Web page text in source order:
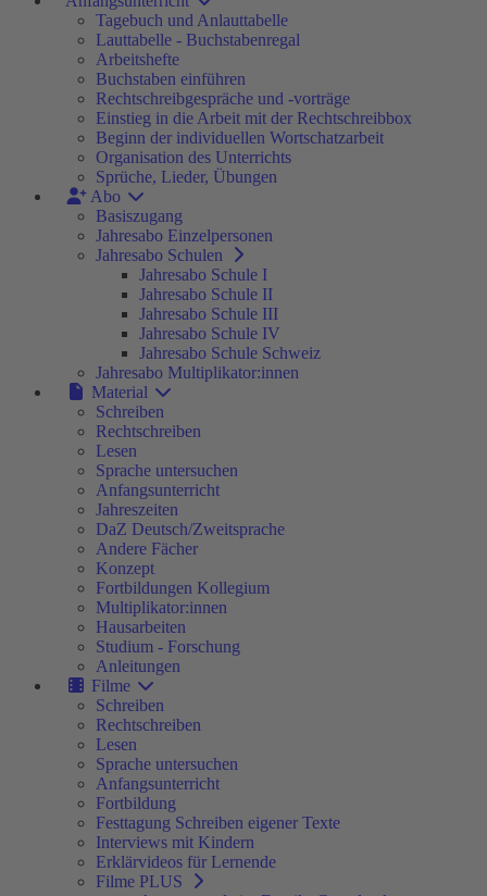
Tagebuch und Anlauttabelle
Lauttabelle - Buchstabenregal
Arbeitshefte
Buchstaben einführen
Rechtschreibgespräche und -vorträge
Einstieg in die Arbeit mit der Rechtschreibbox
Beginn der individuellen Wortschatzarbeit
Organisation des Unterrichts
Sprüche, Lieder, Übungen
Abo
Basiszugang
Jahresabo Einzelpersonen
Jahresabo Schulen
Jahresabo Schule I
Jahresabo Schule II
Jahresabo Schule III
Jahresabo Schule IV
Jahresabo Schule Schweiz
Jahresabo Multiplikator:innen
Material
Schreiben
Rechtschreiben
Lesen
Sprache untersuchen
Anfangsunterricht
Jahreszeiten
DaZ Deutsch/Zweitsprache
Andere Fächer
Konzept
Fortbildungen Kollegium
Multiplikator:innen
Hausarbeiten
Studium - Forschung
Anleitungen
Filme
Schreiben
Rechtschreiben
Lesen
Sprache untersuchen
Anfangsunterricht
Fortbildung
Festtagung Schreiben eigener Texte
Interviews mit Kindern
Erklärvideos für Lernende
Filme PLUS